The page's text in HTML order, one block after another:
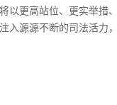
更高站位、更实举措
入源源不断的司法活力